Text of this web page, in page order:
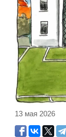
13 мая 2026